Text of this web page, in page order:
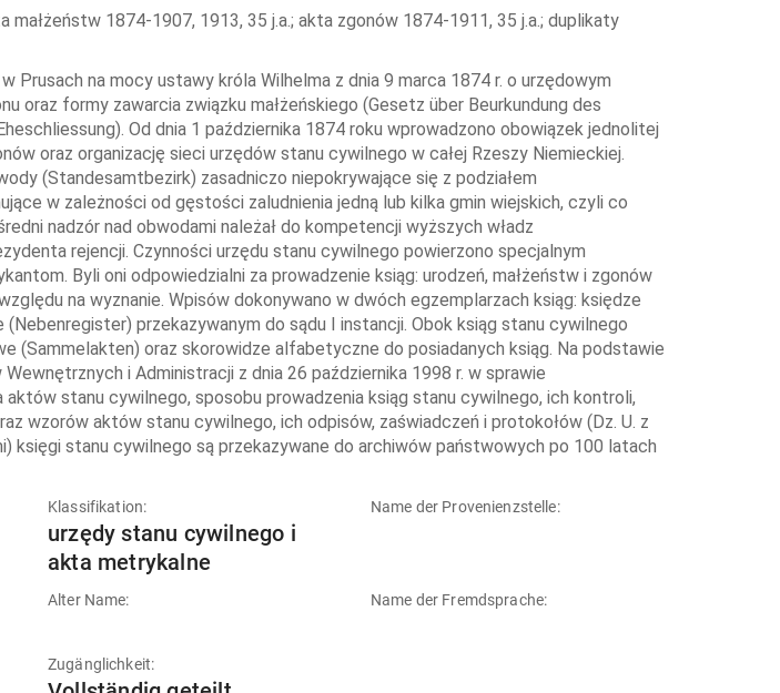
małżeństw 1874-1907, 1913, 35 j.a.; akta zgonów 1874-1911, 35 j.a.; duplikaty
Prusach na mocy ustawy króla Wilhelma z dnia 9 marca 1874 r. o urzędowym
oraz formy zawarcia związku małżeńskiego (Gesetz über Beurkundung des
Od dnia 1 października 1874 roku wprowadzono obowiązek jednolitej
oraz organizację sieci urzędów stanu cywilnego w całej Rzeszy Niemieckiej.
(Standesamtbezirk) zasadniczo niepokrywające się z podziałem
w zależności od gęstości zaludnienia jedną lub kilka gmin wiejskich, czyli co
nadzór nad obwodami należał do kompetencji wyższych władz
rejencji. Czynności urzędu stanu cywilnego powierzono specjalnym
Byli oni odpowiedzialni za prowadzenie ksiąg: urodzeń, małżeństw i zgonów
na wyznanie. Wpisów dokonywano w dwóch egzemplarzach ksiąg: księdze
przekazywanym do sądu I instancji. Obok ksiąg stanu cywilnego
(Sammelakten) oraz skorowidze alfabetyczne do posiadanych ksiąg. Na podstawie
i Administracji z dnia 26 października 1998 r. w sprawie
aktów stanu cywilnego, sposobu prowadzenia ksiąg stanu cywilnego, ich kontroli,
wzorów aktów stanu cywilnego, ich odpisów, zaświadczeń i protokołów (Dz. U. z
księgi stanu cywilnego są przekazywane do archiwów państwowych po 100 latach
Klassifikation:
urzędy stanu cywilnego i
akta metrykalne
Name der Provenienzstelle:
Alter Name: Name der Fremdsprache:
Zugänglichkeit: